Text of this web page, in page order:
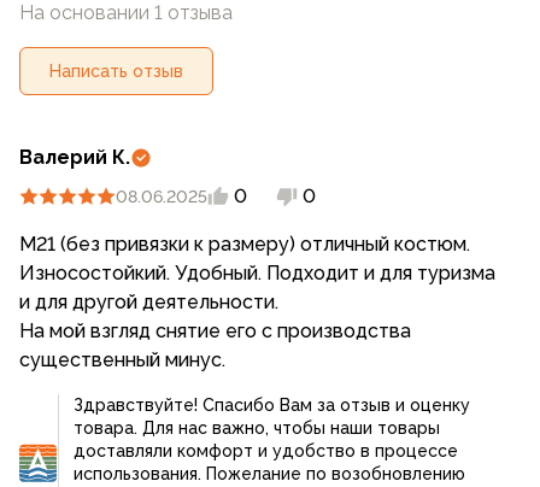
На основании 1 отзыва
Написать отзыв
Валерий К.
08.06.2025 0 0
М21 (без привязки к размеру) отличный костюм.
Износостойкий. Удобный. Подходит и для туризма
и для другой деятельности.
На мой взгляд снятие его с производства
существенный минус.
Здравствуйте! Спасибо Вам за отзыв и оценку
товара. Для нас важно, чтобы наши товары
доставляли комфорт и удобство в процессе
использования. Пожелание по возобновлению